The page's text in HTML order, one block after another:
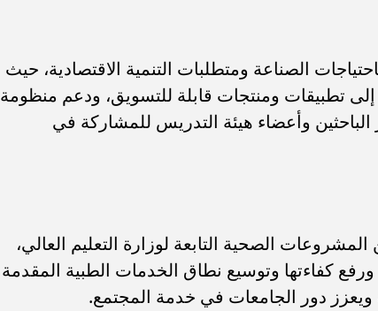
الصناعة ومتطلبات التنمية الاقتصادية، حيث
تطبيقات ومنتجات قابلة للتسويق، ودعم منظومة
الباحثين وأعضاء هيئة التدريس للمشاركة في
الصحية التابعة لوزارة التعليم العالي،
كفاءتها وتوسيع نطاق الخدمات الطبية المقدمة
ويعزز دور الجامعات في خدمة المجتمع.